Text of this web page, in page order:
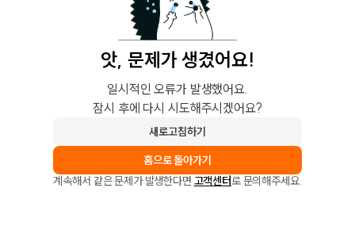
앗, 문제가 생겼어요!
일시적인 오류가 발생했어요.
잠시 후에 다시 시도해주시겠어요?
새로고침하기
홈으로 돌아가기
계속해서 같은 문제가 발생한다면 고객센터로 문의해주세요.